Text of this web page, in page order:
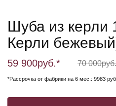
Шуба из керли
Керли
59 900руб.* 70 000руб.
*Рассрочка от фабрики на 6 мес.: 9983